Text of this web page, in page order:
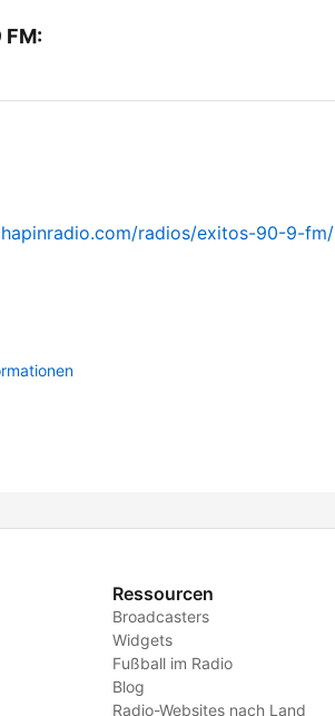
radios/exitos-90-9-fm/
Ressourcen
Broadcasters
Widgets
Fußball im Radio
Blog
Radio-Websites nach Land